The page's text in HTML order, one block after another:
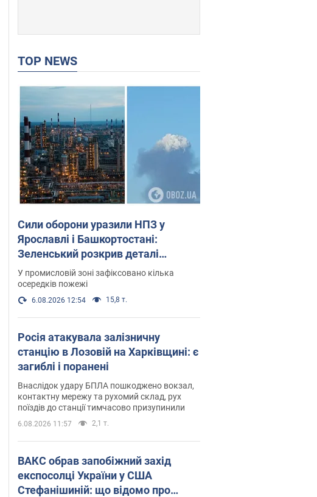
TOP NEWS
Сили оборони уразили НПЗ у
Ярославлі і Башкортостані:
Зеленський розкрив деталі
операції. Фото і відео
У промисловій зоні зафіксовано кілька
осередків пожежі
6.08.2026 12:54 15,8 т.
Росія атакувала залізничну
станцію в Лозовій на Харківщині: є
загиблі і поранені
Внаслідок удару БПЛА пошкоджено вокзал,
контактну мережу та рухомий склад, рух
поїздів до станції тимчасово призупинили
6.08.2026 11:57 2,1 т.
ВАКС обрав запобіжний захід
експосолці України у США
Стефанішиній: що відомо про